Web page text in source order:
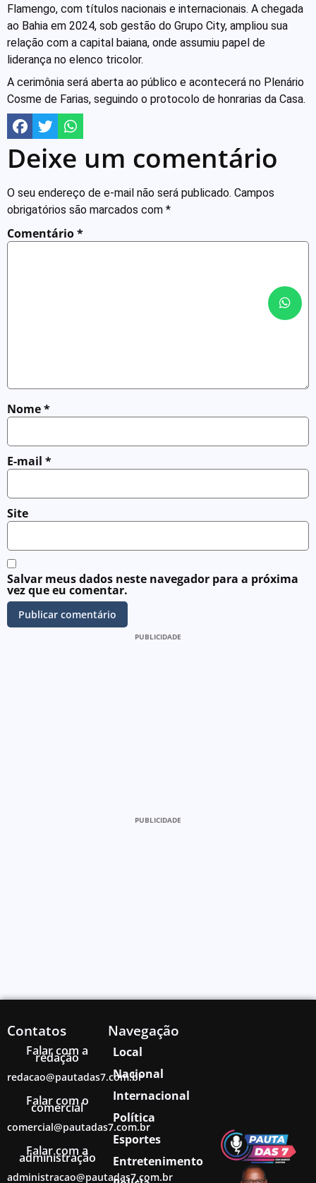
Flamengo, com títulos nacionais e internacionais. A chegada
ao Bahia em 2024, sob gestão do Grupo City, ampliou sua
relação com a capital baiana, onde assumiu papel de
liderança no elenco tricolor.
A cerimônia será aberta ao público e acontecerá no Plenário
Cosme de Farias, seguindo o protocolo de honrarias da Casa.
Deixe um comentário
O seu endereço de e-mail não será publicado. Campos
obrigatórios são marcados com *
Comentário*
Nome*
E-mail *
Site
Salvar meus dados neste navegador para a próxima
vez que eu comentar.
PUBLICIDADE
PUBLICIDADE
Contatos
Falar com a
redação
redacao@pautadas7.com.br
Falar com o
comercial
comercial@pautadas7.com.br
Falar com a
administração
administracao@pautadas7.com.br
Navegação
Local
Nacional
Internacional
Política
Esportes
Entretenimento